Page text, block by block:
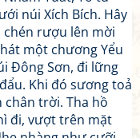
núi Xích Bích. Hây
chén rượu lên mời
một chương Yểu
Đông Sơn, đi lững
Khi đó sương toả
trời. Tha hồ
đi, vượt trên mặt